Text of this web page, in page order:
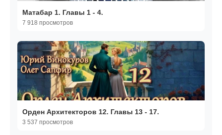
Матабар 1. Главы 1 - 4.
7 918 просмотров
Орден Архитекторов 12. Главы 13 - 17.
3 537 просмотров